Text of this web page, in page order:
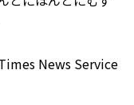
News Service